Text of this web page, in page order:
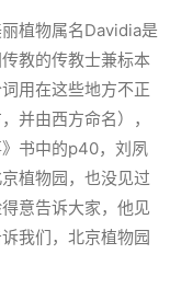
植物属名Davidia是
教的传教士兼标本
用在这些地方不正
并由西方命名），
书中的p40，刘夙
植物园，也没见过
意告诉大家，他见
我们，北京植物园